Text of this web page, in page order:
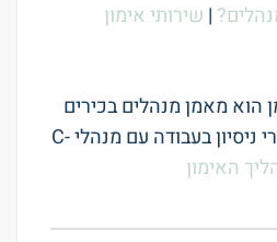
| שירותי אימון
הוא מאמן מנהלים בכירים
עם למעלה משני עשורי ניסיון בעבודה עם מנהלי C-
האימון